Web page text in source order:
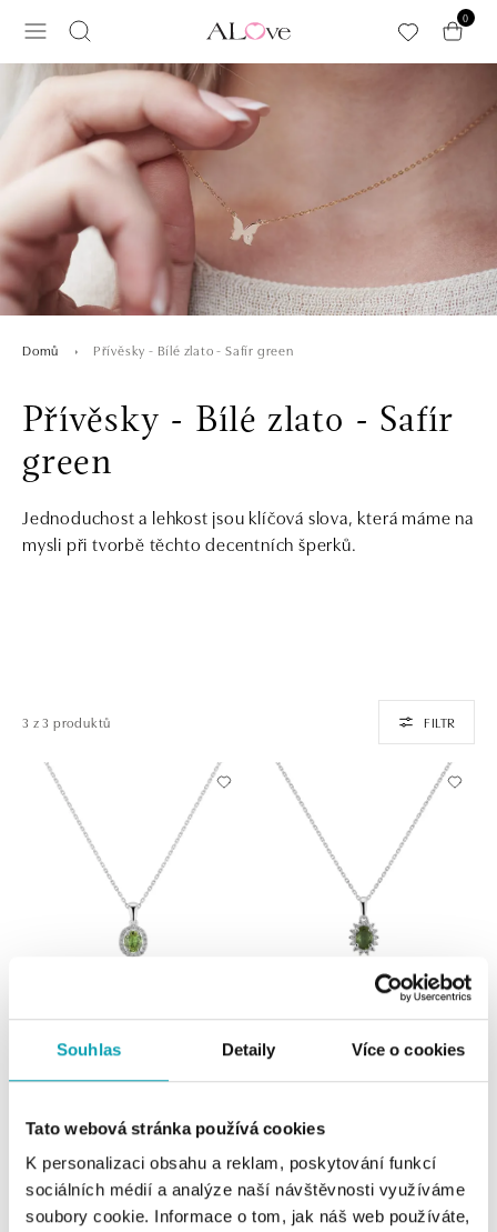
Souhlas Detaily Více o cookies
Tato webová stránka používá cookies
K personalizaci obsahu a reklam, poskytování funkcí
sociálních médií a analýze naší návštěvnosti využíváme
soubory cookie. Informace o tom, jak náš web používáte,
0
Domů Přívěsky - Bílé zlato - Safír green
Přívěsky - Bílé zlato - Safír
green
Jednoduchost a lehkost jsou klíčová slova, která máme na
mysli při tvorbě těchto decentních šperků.
3 z 3 produktů FILTR